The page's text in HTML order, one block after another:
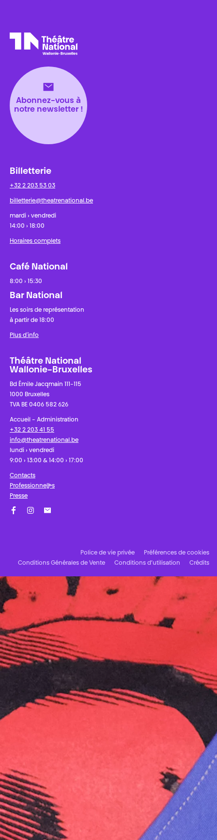
Abonnez-vous à
notre newsletter !
Billetterie
+32 2 203 53 03
billetterie@theatrenational.be
mardi › vendredi
14:00 › 18:00
Horaires complets
Café National
8:00 › 15:30
Bar National
Les soirs de représentation
à partir de 18:00
Plus d'info
Théâtre National
Wallonie-Bruxelles
Bd Émile Jacqmain 111-115
1000 Bruxelles
TVA BE 0406 582 626
Accueil - Administration
+32 2 203 41 55
info@theatrenational.be
lundi › vendredi
9:00 › 13:00 & 14:00 › 17:00
Contacts
Professionnel·les
Presse
Police de vie privée
Préférences de cookies
Conditions Générales de Vente
Conditions d’utilisation Crédits